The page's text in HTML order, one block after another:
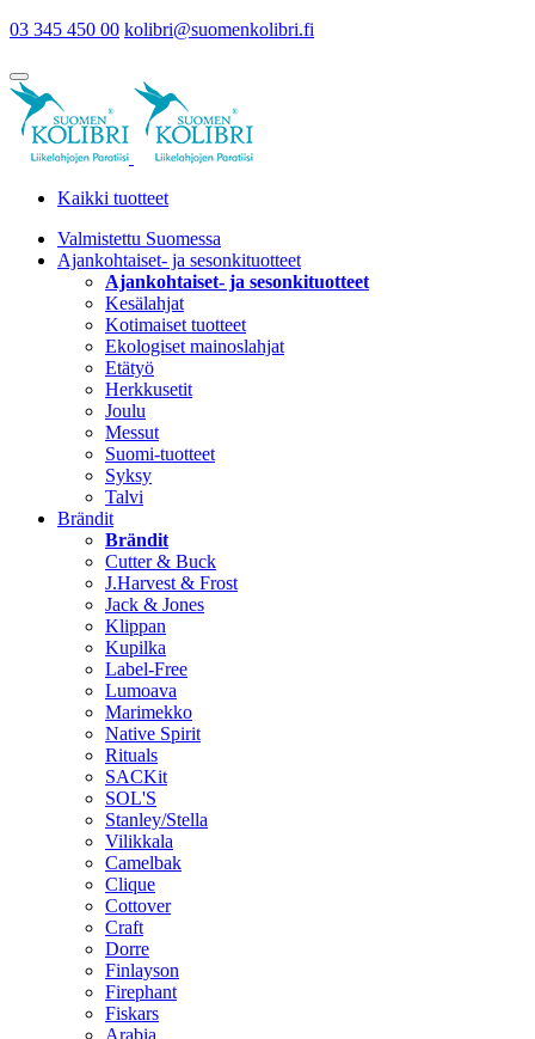
03 345 450 00 kolibri@suomenkolibri.fi
Kaikki tuotteet
Valmistettu Suomessa
Ajankohtaiset- ja sesonkituotteet
Ajankohtaiset- ja sesonkituotteet
Kesälahjat
Kotimaiset tuotteet
Ekologiset mainoslahjat
Etätyö
Herkkusetit
Joulu
Messut
Suomi-tuotteet
Syksy
Talvi
Brändit
Brändit
Cutter & Buck
J.Harvest & Frost
Jack & Jones
Klippan
Kupilka
Label-Free
Lumoava
Marimekko
Native Spirit
Rituals
SACKit
SOL'S
Stanley/Stella
Vilikkala
Camelbak
Clique
Cottover
Craft
Dorre
Finlayson
Firephant
Fiskars
Arabia